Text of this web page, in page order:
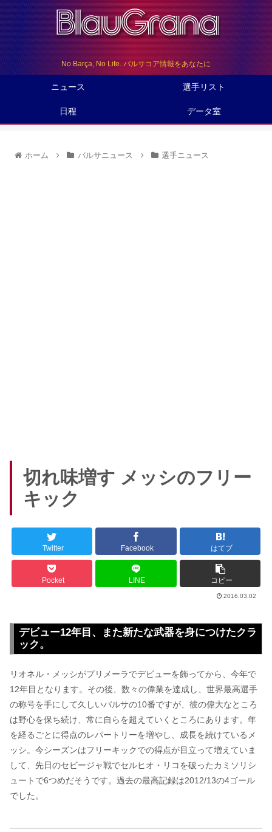
No Barça, No Life. バルサコア情報をあなたに
ニュース 選手リスト
日程 データ室
ホーム バルサニュース 選手ニュース
切れ味増す メッシのフリー
キック
Twitter Facebook はてブ
Pocket LINE コピー
2016.03.02
デビュー12年目、また新たな武器を身につけたクラ
ック。
リオネル・メッシがプリメーラでデビューを飾ってから、今年で
12年目となります。その後、数々の偉業を達成し、世界最高選手
の称号を手にして久しいバルサの10番ですが、彼の偉大なところ
は野心を保ち続け、常に自らを超えていくところにあります。年
を経るごとに得点のレパートリーを増やし、成長を続けているメ
ッシ。今シーズンはフリーキックでの得点が目立って増えていま
して、先日のセビージャ戦でセルヒオ・リコを破ったカミソリシ
ュートで6つめだそうです。過去の最高記録は2012/13の4ゴール
でした。